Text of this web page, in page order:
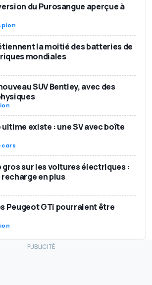
du Purosangue aperçue à
la moitié des batteries de
mondiales
SUV Bentley, avec des
existe : une SV avec boîte
gros sur les voitures électriques :
en plus
Peugeot GTi pourraient être